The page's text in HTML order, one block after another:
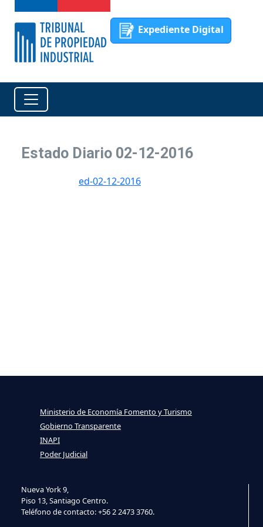
Expediente Digital
Estado Diario 02-12-2016
ed-02-12-2016
Nueva York 9,
Piso 13, Santiago Centro.
Teléfono de contacto: +56 2 2473 3760.
Ministerio de Economía Fomento y Turismo
Gobierno Transparente
INAPI
Poder Judicial